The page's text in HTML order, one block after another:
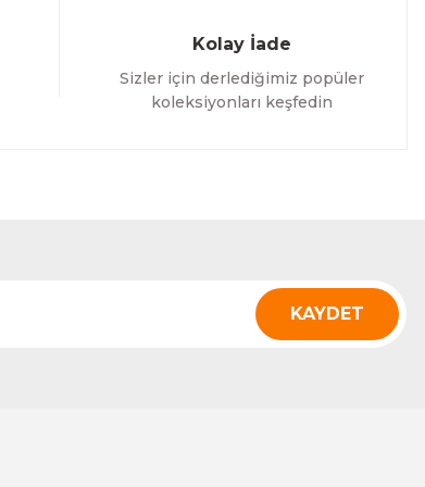
Kolay İade
Sizler için derlediğimiz popüler
koleksiyonları keşfedin
KAYDET